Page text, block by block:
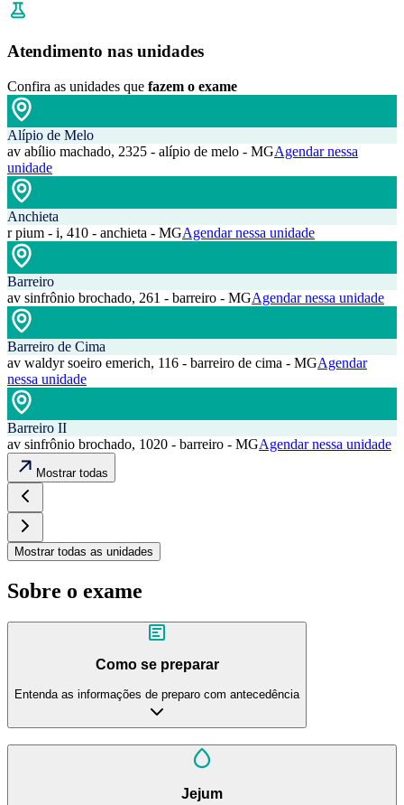
Atendimento nas unidades
Confira as unidades que fazem o exame
Alípio de Melo
av abílio machado, 2325 - alípio de melo - MGAgendar nessa
unidade
Anchieta
r pium - i, 410 - anchieta - MGAgendar nessa unidade
Barreiro
av sinfrônio brochado, 261 - barreiro - MGAgendar nessa unidade
Barreiro de Cima
av waldyr soeiro emerich, 116 - barreiro de cima - MGAgendar
nessa unidade
Barreiro II
av sinfrônio brochado, 1020 - barreiro - MGAgendar nessa unidade
Mostrar todas
Mostrar todas as unidades
Sobre o exame
Como se preparar
Entenda as informações de preparo com antecedência
Jejum